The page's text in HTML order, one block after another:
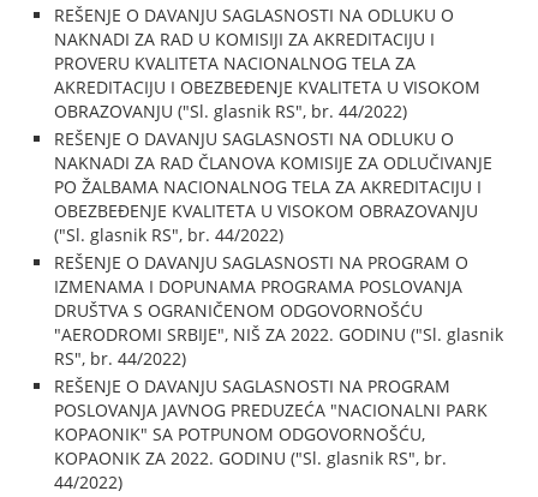
REŠENJE O DAVANJU SAGLASNOSTI NA ODLUKU O
NAKNADI ZA RAD U KOMISIJI ZA AKREDITACIJU I
PROVERU KVALITETA NACIONALNOG TELA ZA
AKREDITACIJU I OBEZBEĐENJE KVALITETA U VISOKOM
OBRAZOVANJU ("Sl. glasnik RS", br. 44/2022)
REŠENJE O DAVANJU SAGLASNOSTI NA ODLUKU O
NAKNADI ZA RAD ČLANOVA KOMISIJE ZA ODLUČIVANJE
PO ŽALBAMA NACIONALNOG TELA ZA AKREDITACIJU I
OBEZBEĐENJE KVALITETA U VISOKOM OBRAZOVANJU
("Sl. glasnik RS", br. 44/2022)
REŠENJE O DAVANJU SAGLASNOSTI NA PROGRAM O
IZMENAMA I DOPUNAMA PROGRAMA POSLOVANJA
DRUŠTVA S OGRANIČENOM ODGOVORNOŠĆU
"AERODROMI SRBIJE", NIŠ ZA 2022. GODINU ("Sl. glasnik
RS", br. 44/2022)
REŠENJE O DAVANJU SAGLASNOSTI NA PROGRAM
POSLOVANJA JAVNOG PREDUZEĆA "NACIONALNI PARK
KOPAONIK" SA POTPUNOM ODGOVORNOŠĆU,
KOPAONIK ZA 2022. GODINU ("Sl. glasnik RS", br.
44/2022)